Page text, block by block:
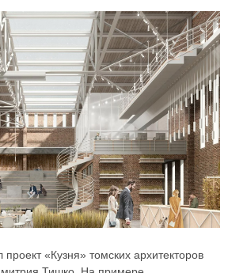
«Кузня» томских архитекторов